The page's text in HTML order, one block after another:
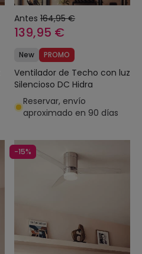
Antes 164,95 €
139,95 €
New PROMO
Ventilador de Techo con luz
Silencioso DC Hidra
Reservar, envío
aproximado en 90 días
-15%